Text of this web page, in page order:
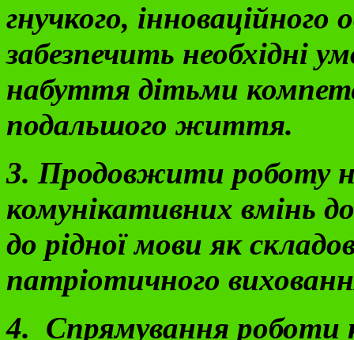
гнучкого, інноваційного
забезпечить необхідні
набуття дітьми
подальшого життя.
3. Продовжити роботу
комунікативних вмінь
до рідної мови як
патріотичного
4. Спрямування роботи